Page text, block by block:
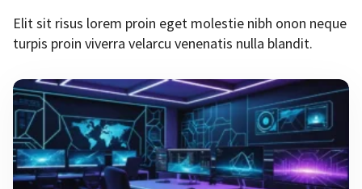
Elit sit risus lorem proin eget molestie nibh onon neque
turpis proin viverra velarcu venenatis nulla blandit.